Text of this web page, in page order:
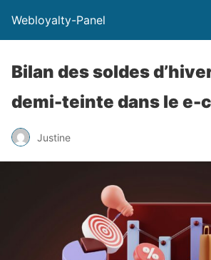
Webloyalty-Panel
Bilan des soldes
demi-teinte dans le e-
Justine